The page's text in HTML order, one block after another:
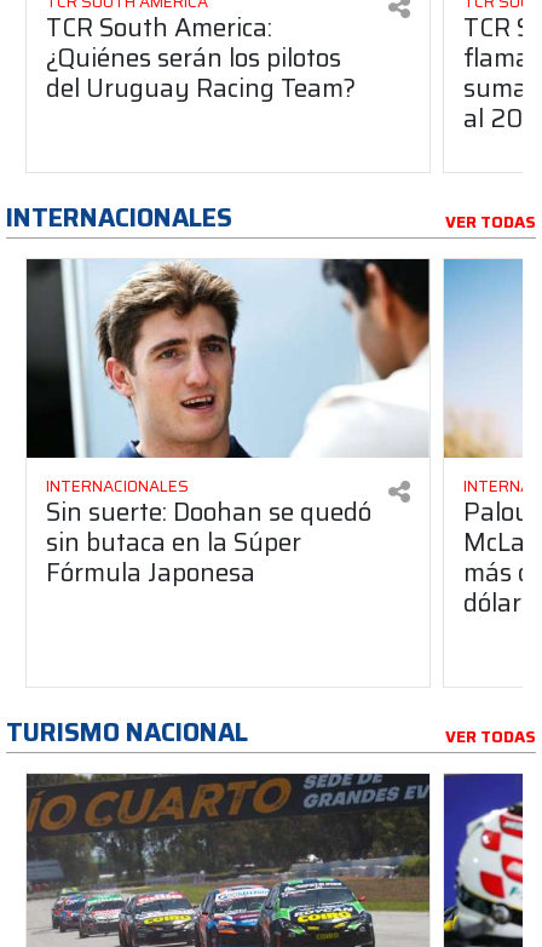
TCR South America:
¿Quiénes serán los pilotos
del Uruguay Racing Team?
TCR
suma
al
INTERNACIONALES VER TODAS
INTERNACIONALES
Sin suerte: Doohan se quedó
sin butaca en la Súper
Fórmula Japonesa
Palou
más
TURISMO NACIONAL VER TODAS